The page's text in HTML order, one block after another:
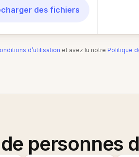
des fichiers
d’utilisation et avez lu notre Politique
personnes